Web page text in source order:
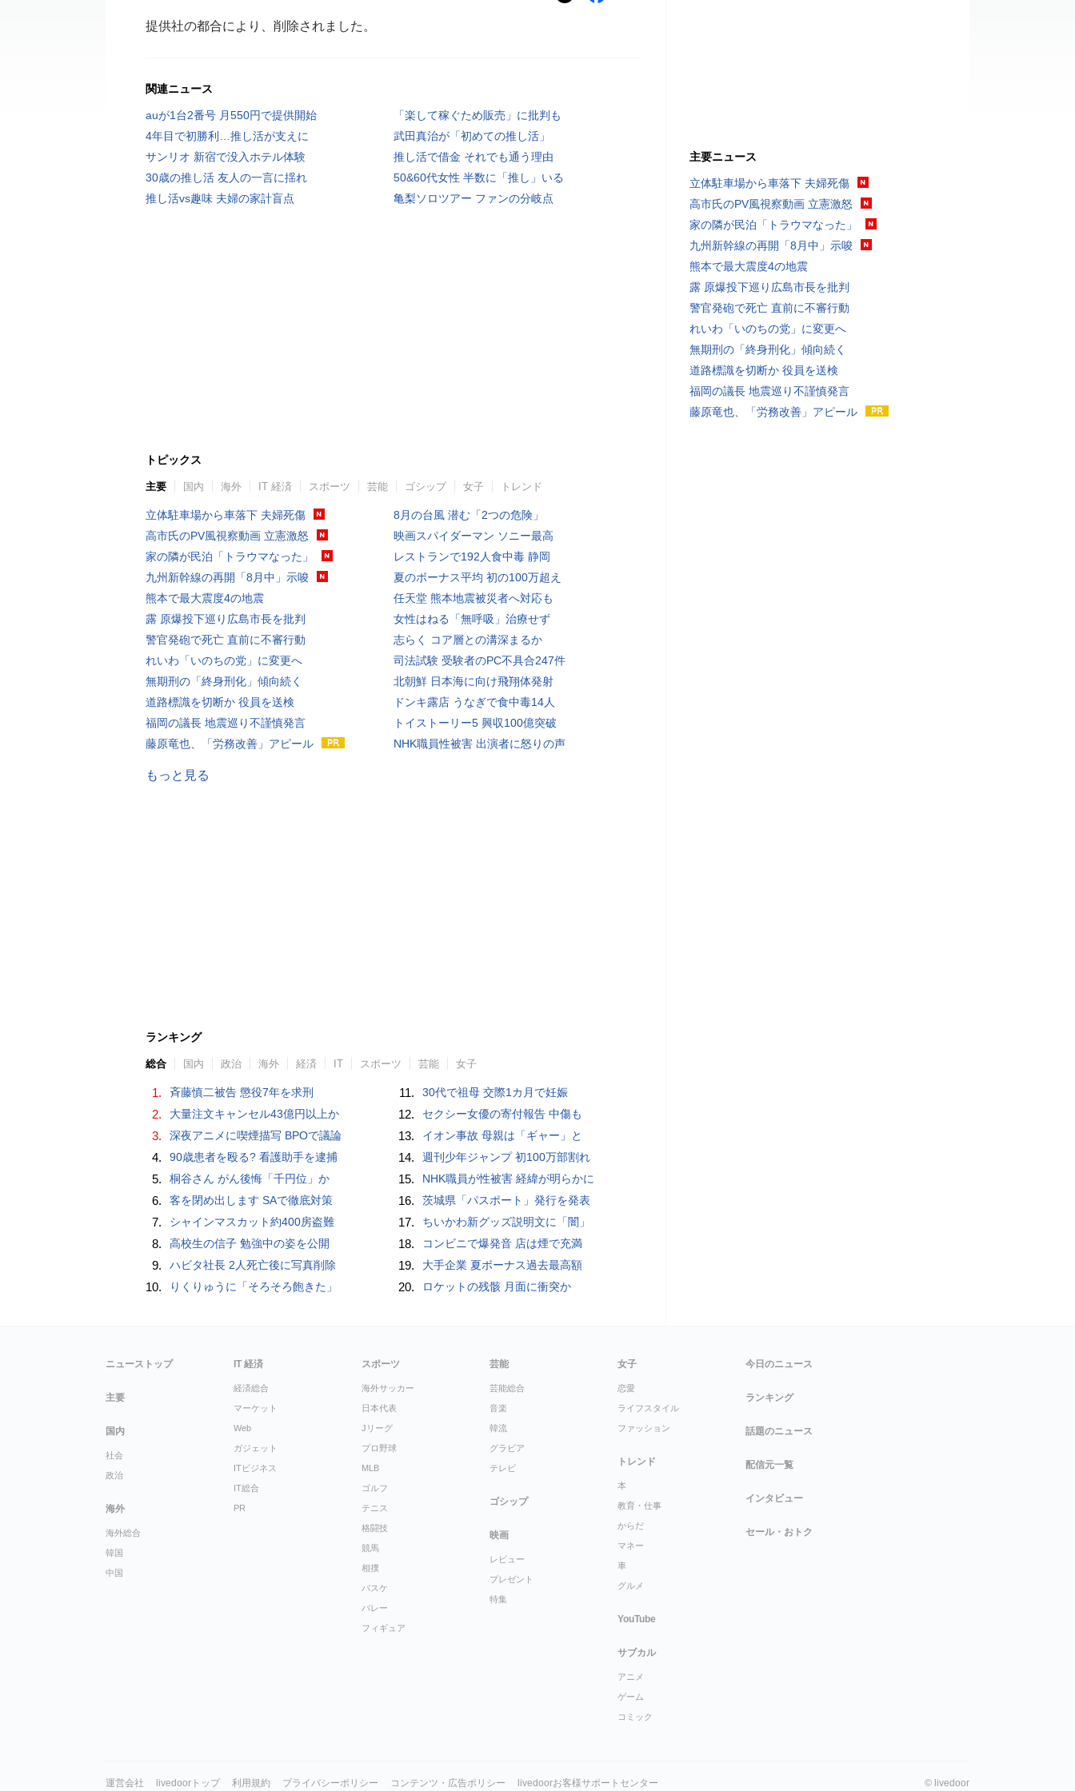
提供社の都合により、削除されました。
関連ニュース
auが1台2番号 月550円で提供開始
「楽して稼ぐため販売」に批判も
4年目で初勝利…推し活が支えに
武田真治が「初めての推し活」
サンリオ 新宿で没入ホテル体験
推し活で借金 それでも通う理由
30歳の推し活 友人の一言に揺れ
50&60代女性 半数に「推し」いる
推し活vs趣味 夫婦の家計盲点
亀梨ソロツアー ファンの分岐点
トピックス
主要 国内 海外 IT 経済 スポーツ 芸能 ゴシップ 女子 トレンド
立体駐車場から車落下 夫婦死傷
高市氏のPV風視察動画 立憲激怒
家の隣が民泊「トラウマなった」
九州新幹線の再開「8月中」示唆
熊本で最大震度4の地震
露 原爆投下巡り広島市長を批判
警官発砲で死亡 直前に不審行動
れいわ「いのちの党」に変更へ
無期刑の「終身刑化」傾向続く
道路標識を切断か 役員を送検
福岡の議長 地震巡り不謹慎発言
藤原竜也、「労務改善」アピール
8月の台風 潜む「2つの危険」
映画スパイダーマン ソニー最高
レストランで192人食中毒 静岡
夏のボーナス平均 初の100万超え
任天堂 熊本地震被災者へ対応も
女性はねる「無呼吸」治療せず
志らく コア層との溝深まるか
司法試験 受験者のPC不具合247件
北朝鮮 日本海に向け飛翔体発射
ドンキ露店 うなぎで食中毒14人
トイストーリー5 興収100億突破
NHK職員性被害 出演者に怒りの声
もっと見る
ランキング
総合 国内 政治 海外 経済 IT スポーツ 芸能 女子
1. 斉藤慎二被告 懲役7年を求刑
2. 大量注文キャンセル43億円以上か
3. 深夜アニメに喫煙描写 BPOで議論
4. 90歳患者を殴る? 看護助手を逮捕
5. 桐谷さん がん後悔「千円位」か
6. 客を閉め出します SAで徹底対策
7. シャインマスカット約400房盗難
8. 高校生の信子 勉強中の姿を公開
9. ハビタ社長 2人死亡後に写真削除
10. りくりゅうに「そろそろ飽きた」
11. 30代で祖母 交際1カ月で妊娠
12. セクシー女優の寄付報告 中傷も
13. イオン事故 母親は「ギャー」と
14. 週刊少年ジャンプ 初100万部割れ
15. NHK職員が性被害 経緯が明らかに
16. 茨城県「パスポート」発行を発表
17. ちいかわ新グッズ説明文に「闇」
18. コンビニで爆発音 店は煙で充満
19. 大手企業 夏ボーナス過去最高額
20. ロケットの残骸 月面に衝突か
主要ニュース
立体駐車場から車落下 夫婦死傷
高市氏のPV風視察動画 立憲激怒
家の隣が民泊「トラウマなった」
九州新幹線の再開「8月中」示唆
熊本で最大震度4の地震
露 原爆投下巡り広島市長を批判
警官発砲で死亡 直前に不審行動
れいわ「いのちの党」に変更へ
無期刑の「終身刑化」傾向続く
道路標識を切断か 役員を送検
福岡の議長 地震巡り不謹慎発言
藤原竜也、「労務改善」アピール
ニューストップ
主要
国内
社会
政治
海外
海外総合
韓国
中国
IT 経済
経済総合
マーケット
Web
ガジェット
ITビジネス
IT総合
PR
スポーツ
海外サッカー
日本代表
Jリーグ
プロ野球
MLB
ゴルフ
テニス
格闘技
競馬
相撲
バスケ
バレー
フィギュア
芸能
芸能総合
音楽
韓流
グラビア
テレビ
ゴシップ
映画
レビュー
プレゼント
特集
女子
恋愛
ライフスタイル
ファッション
トレンド
本
教育・仕事
からだ
マネー
車
グルメ
YouTube
サブカル
アニメ
ゲーム
コミック
今日のニュース
ランキング
話題のニュース
配信元一覧
インタビュー
セール・おトク
運営会社 livedoorトップ 利用規約 プライバシーポリシー コンテンツ・広告ポリシー livedoorお客様サポートセンター © livedoor